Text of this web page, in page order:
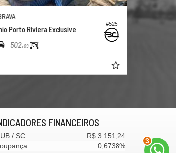
Exclusive
BALNEÁRIO
Casa
R$ 15.000.000,
FINANCEIROS
/ SC
R$ 3.151,24
0,6738%
3